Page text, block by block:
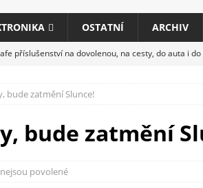
OSTATNÍ ARCHIV
příslušenství na dovolenou, na cesty, do auta i
COMPUTEX 2025 představí nové příslušenství
HARDWARE
kancelářských tiskáren Canon
bude zatmění Slunce!
bude zatmění
povolené